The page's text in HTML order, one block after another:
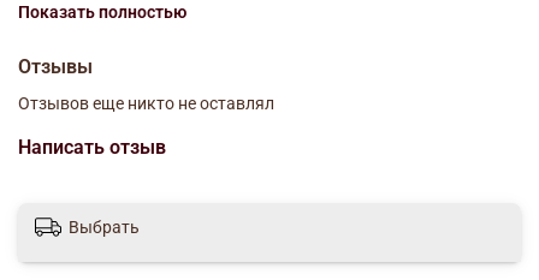
эксклюзивном дизайне и придется по вкусу каждому.
Характеристики:
Состав - Металл
Размер - 2,5 х 9 см
Не боится механических повреждений
Показать полностью
Отзывы
Отзывов еще никто не оставлял
Написать отзыв
Выбрать